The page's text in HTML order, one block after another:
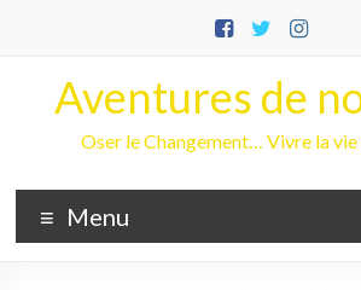
Aventures de
Oser le Changement… Vivre la vie
Menu